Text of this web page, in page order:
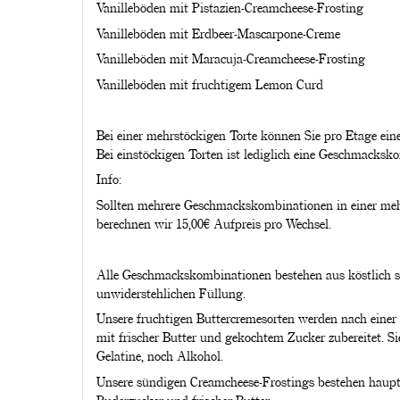
Vanilleböden mit Pistazien-Creamcheese-Frosting
Vanilleböden mit Erdbeer-Mascarpone-Creme
Vanilleböden mit Maracuja-Creamcheese-Frosting
Vanilleböden mit fruchtigem Lemon Curd
Bei einer mehrstöckigen Torte können Sie pro Etage
Bei einstöckigen Torten ist lediglich eine
Info:
Sollten mehrere Geschmackskombinationen in einer
berechnen wir 15,00€ Aufpreis pro Wechsel.
Alle Geschmackskombinationen bestehen aus köstlich
unwiderstehlichen Füllung.
Unsere fruchtigen Buttercremesorten werden nach
mit frischer Butter und gekochtem Zucker zubereitet.
Gelatine, noch Alkohol.
Unsere sündigen Creamcheese-Frostings bestehen